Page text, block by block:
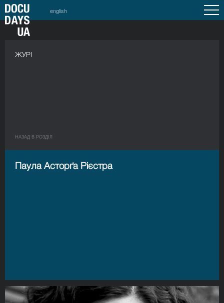
english
ЖУРІ
НАЗАД В РОЗДIЛ
Паула Асторґа Рієстра